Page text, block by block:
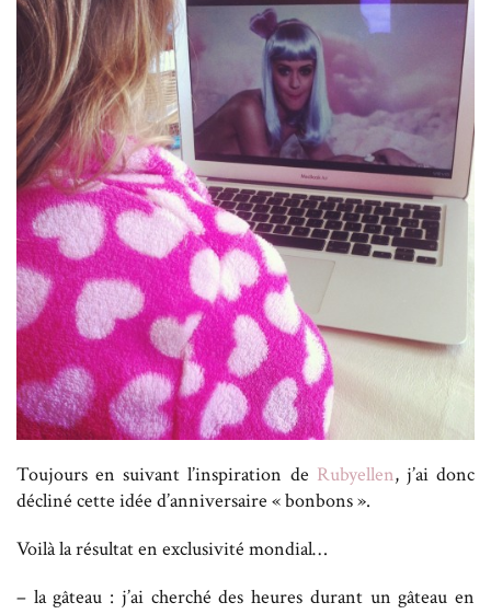
Toujours en suivant l’inspiration de Rubyellen, j’ai donc
décliné cette idée d’anniversaire « bonbons ».
Voilà la résultat en exclusivité mondial…
– la gâteau : j’ai cherché des heures durant un gâteau en